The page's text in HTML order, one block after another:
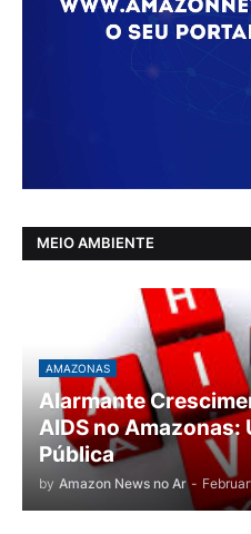
MEIO AMBIENTE
AMAZONAS
Alarmante
AIDS no Amazonas:
Pública
by Amazon News no Ar -